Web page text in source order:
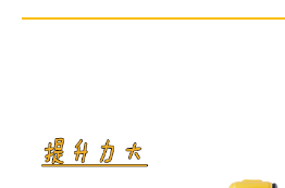
提升力≥118N（12kg）；